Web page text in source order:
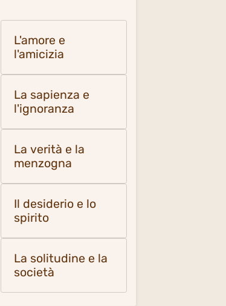
L'amore e
l'amicizia
La sapienza e
l'ignoranza
La verità e la
menzogna
Il desiderio e lo
spirito
La solitudine e la
società